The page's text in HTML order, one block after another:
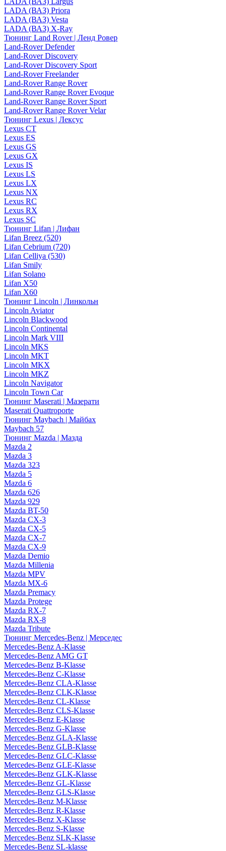
LADA (ВАЗ) Priora
LADA (ВАЗ) Vesta
LADA (ВАЗ) X-Ray
Тюнинг Land Rover | Ленд Ровер
Land-Rover Defender
Land-Rover Discovery
Land-Rover Discovery Sport
Land-Rover Freelander
Land-Rover Range Rover
Land-Rover Range Rover Evoque
Land-Rover Range Rover Sport
Land-Rover Range Rover Velar
Тюнинг Lexus | Лексус
Lexus CT
Lexus ES
Lexus GS
Lexus GX
Lexus IS
Lexus LS
Lexus LX
Lexus NX
Lexus RC
Lexus RX
Lexus SC
Тюнинг Lifan | Лифан
Lifan Breez (520)
Lifan Cebrium (720)
Lifan Celliya (530)
Lifan Smily
Lifan Solano
Lifan X50
Lifan X60
Тюнинг Lincoln | Линкольн
Lincoln Aviator
Lincoln Blackwood
Lincoln Continental
Lincoln Mark VIII
Lincoln MKS
Lincoln MKT
Lincoln MKX
Lincoln MKZ
Lincoln Navigator
Lincoln Town Car
Тюнинг Maserati | Мазерати
Maserati Quattroporte
Тюнинг Maybach | Майбах
Maybach 57
Тюнинг Mazda | Мазда
Mazda 2
Mazda 3
Mazda 323
Mazda 5
Mazda 6
Mazda 626
Mazda 929
Mazda BT-50
Mazda CX-3
Mazda CX-5
Mazda CX-7
Mazda CX-9
Mazda Demio
Mazda Millenia
Mazda MPV
Mazda MX-6
Mazda Premacy
Mazda Protege
Mazda RX-7
Mazda RX-8
Mazda Tribute
Тюнинг Mercedes-Benz | Мерседес
Mercedes-Benz A-Klasse
Mercedes-Benz AMG GT
Mercedes-Benz B-Klasse
Mercedes-Benz C-Klasse
Mercedes-Benz CLA-Klasse
Mercedes-Benz CLK-Klasse
Mercedes-Benz CL-Klasse
Mercedes-Benz CLS-Klasse
Mercedes-Benz E-Klasse
Mercedes-Benz G-Klasse
Mercedes-Benz GLA-Klasse
Mercedes-Benz GLB-Klasse
Mercedes-Benz GLC-Klasse
Mercedes-Benz GLE-Klasse
Mercedes-Benz GLK-Klasse
Mercedes-Benz GL-Klasse
Mercedes-Benz GLS-Klasse
Mercedes-Benz M-Klasse
Mercedes-Benz R-Klasse
Mercedes-Benz X-Klasse
Mercedes-Benz S-Klasse
Mercedes-Benz SLK-Klasse
Mercedes-Benz SL-klasse